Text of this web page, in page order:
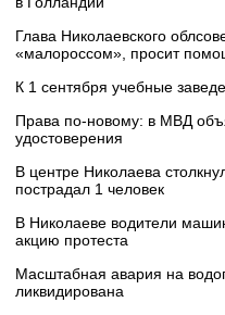
Глава Николаевского
«малороссом», просит
К 1 сентября учебные
Права по-новому: в МВД
удостоверения
В центре Николаева
пострадал 1 человек
В Николаеве водители
акцию протеста
Масштабная авария на
ликвидирована